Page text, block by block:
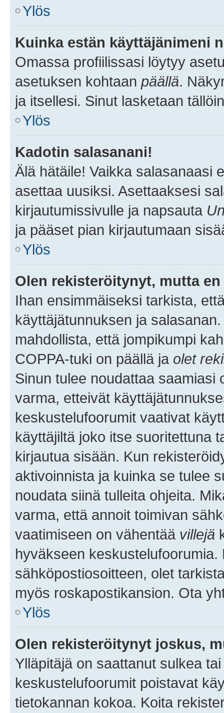
Ylös
Kuinka estän käyttäjänimeni
Omassa profiilissasi löytyy
asetuksen kohtaan päällä.
ja itsellesi. Sinut lasketaan
Ylös
Kadotin salasanani!
Älä hätäile! Vaikka salasanaasi
asettaa uusiksi. Asettaaksesi
kirjautumissivulle ja napsauta
ja pääset pian kirjautumaan
Ylös
Olen rekisteröitynyt, mutta
Ihan ensimmäiseksi tarkista,
käyttäjätunnuksen ja
mahdollista, että jompikumpi
COPPA-tuki on päällä ja olet
Sinun tulee noudattaa saamiasi
varma, etteivät
keskustelufoorumit vaativat
käyttäjiltä joko itse suoritettuna
kirjautua sisään. Kun
aktivoinnista ja kuinka se tulee
noudata siinä tulleita ohjeita.
varma, että annoit toimivan
vaatimiseen on vähentää villejä
hyväkseen
sähköpostiosoitteen, olet
myös roskapostikansion. Ota
Ylös
Olen rekisteröitynyt joskus,
Ylläpitäjä on saattanut sulkea
keskustelufoorumit poistavat
tietokannan kokoa. Koita